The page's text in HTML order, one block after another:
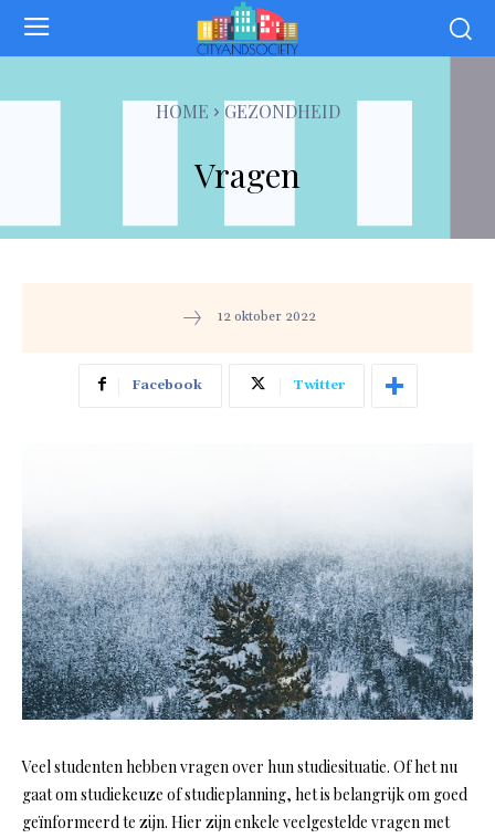
HOME GEZONDHEID
Vragen
12 oktober 2022
Facebook Twitter
Veel studenten hebben vragen over hun studiesituatie. Of het nu
gaat om studiekeuze of studieplanning, het is belangrijk om goed
geïnformeerd te zijn. Hier zijn enkele veelgestelde vragen met